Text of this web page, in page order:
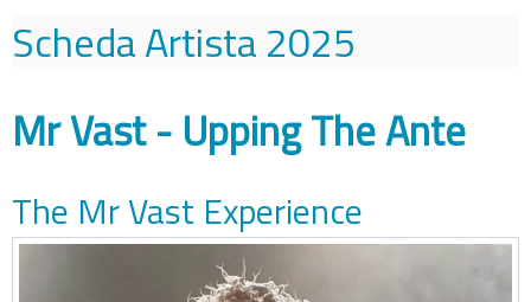
Scheda Artista2025
Mr Vast - Upping The Ante
The Mr Vast Experience